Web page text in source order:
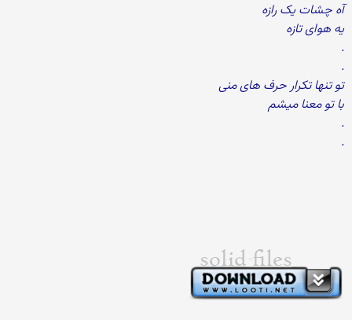
آه چشات یک رازه
یه هوای تازه
.
.
تو تنها تکرار حرف های منی
با تو معنا میشم
.
.